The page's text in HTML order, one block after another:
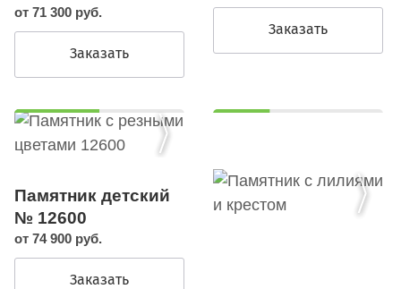
от 71 300 руб.
Заказать
Заказать
Памятник детский
№ 12600
от 74 900 руб.
Заказать